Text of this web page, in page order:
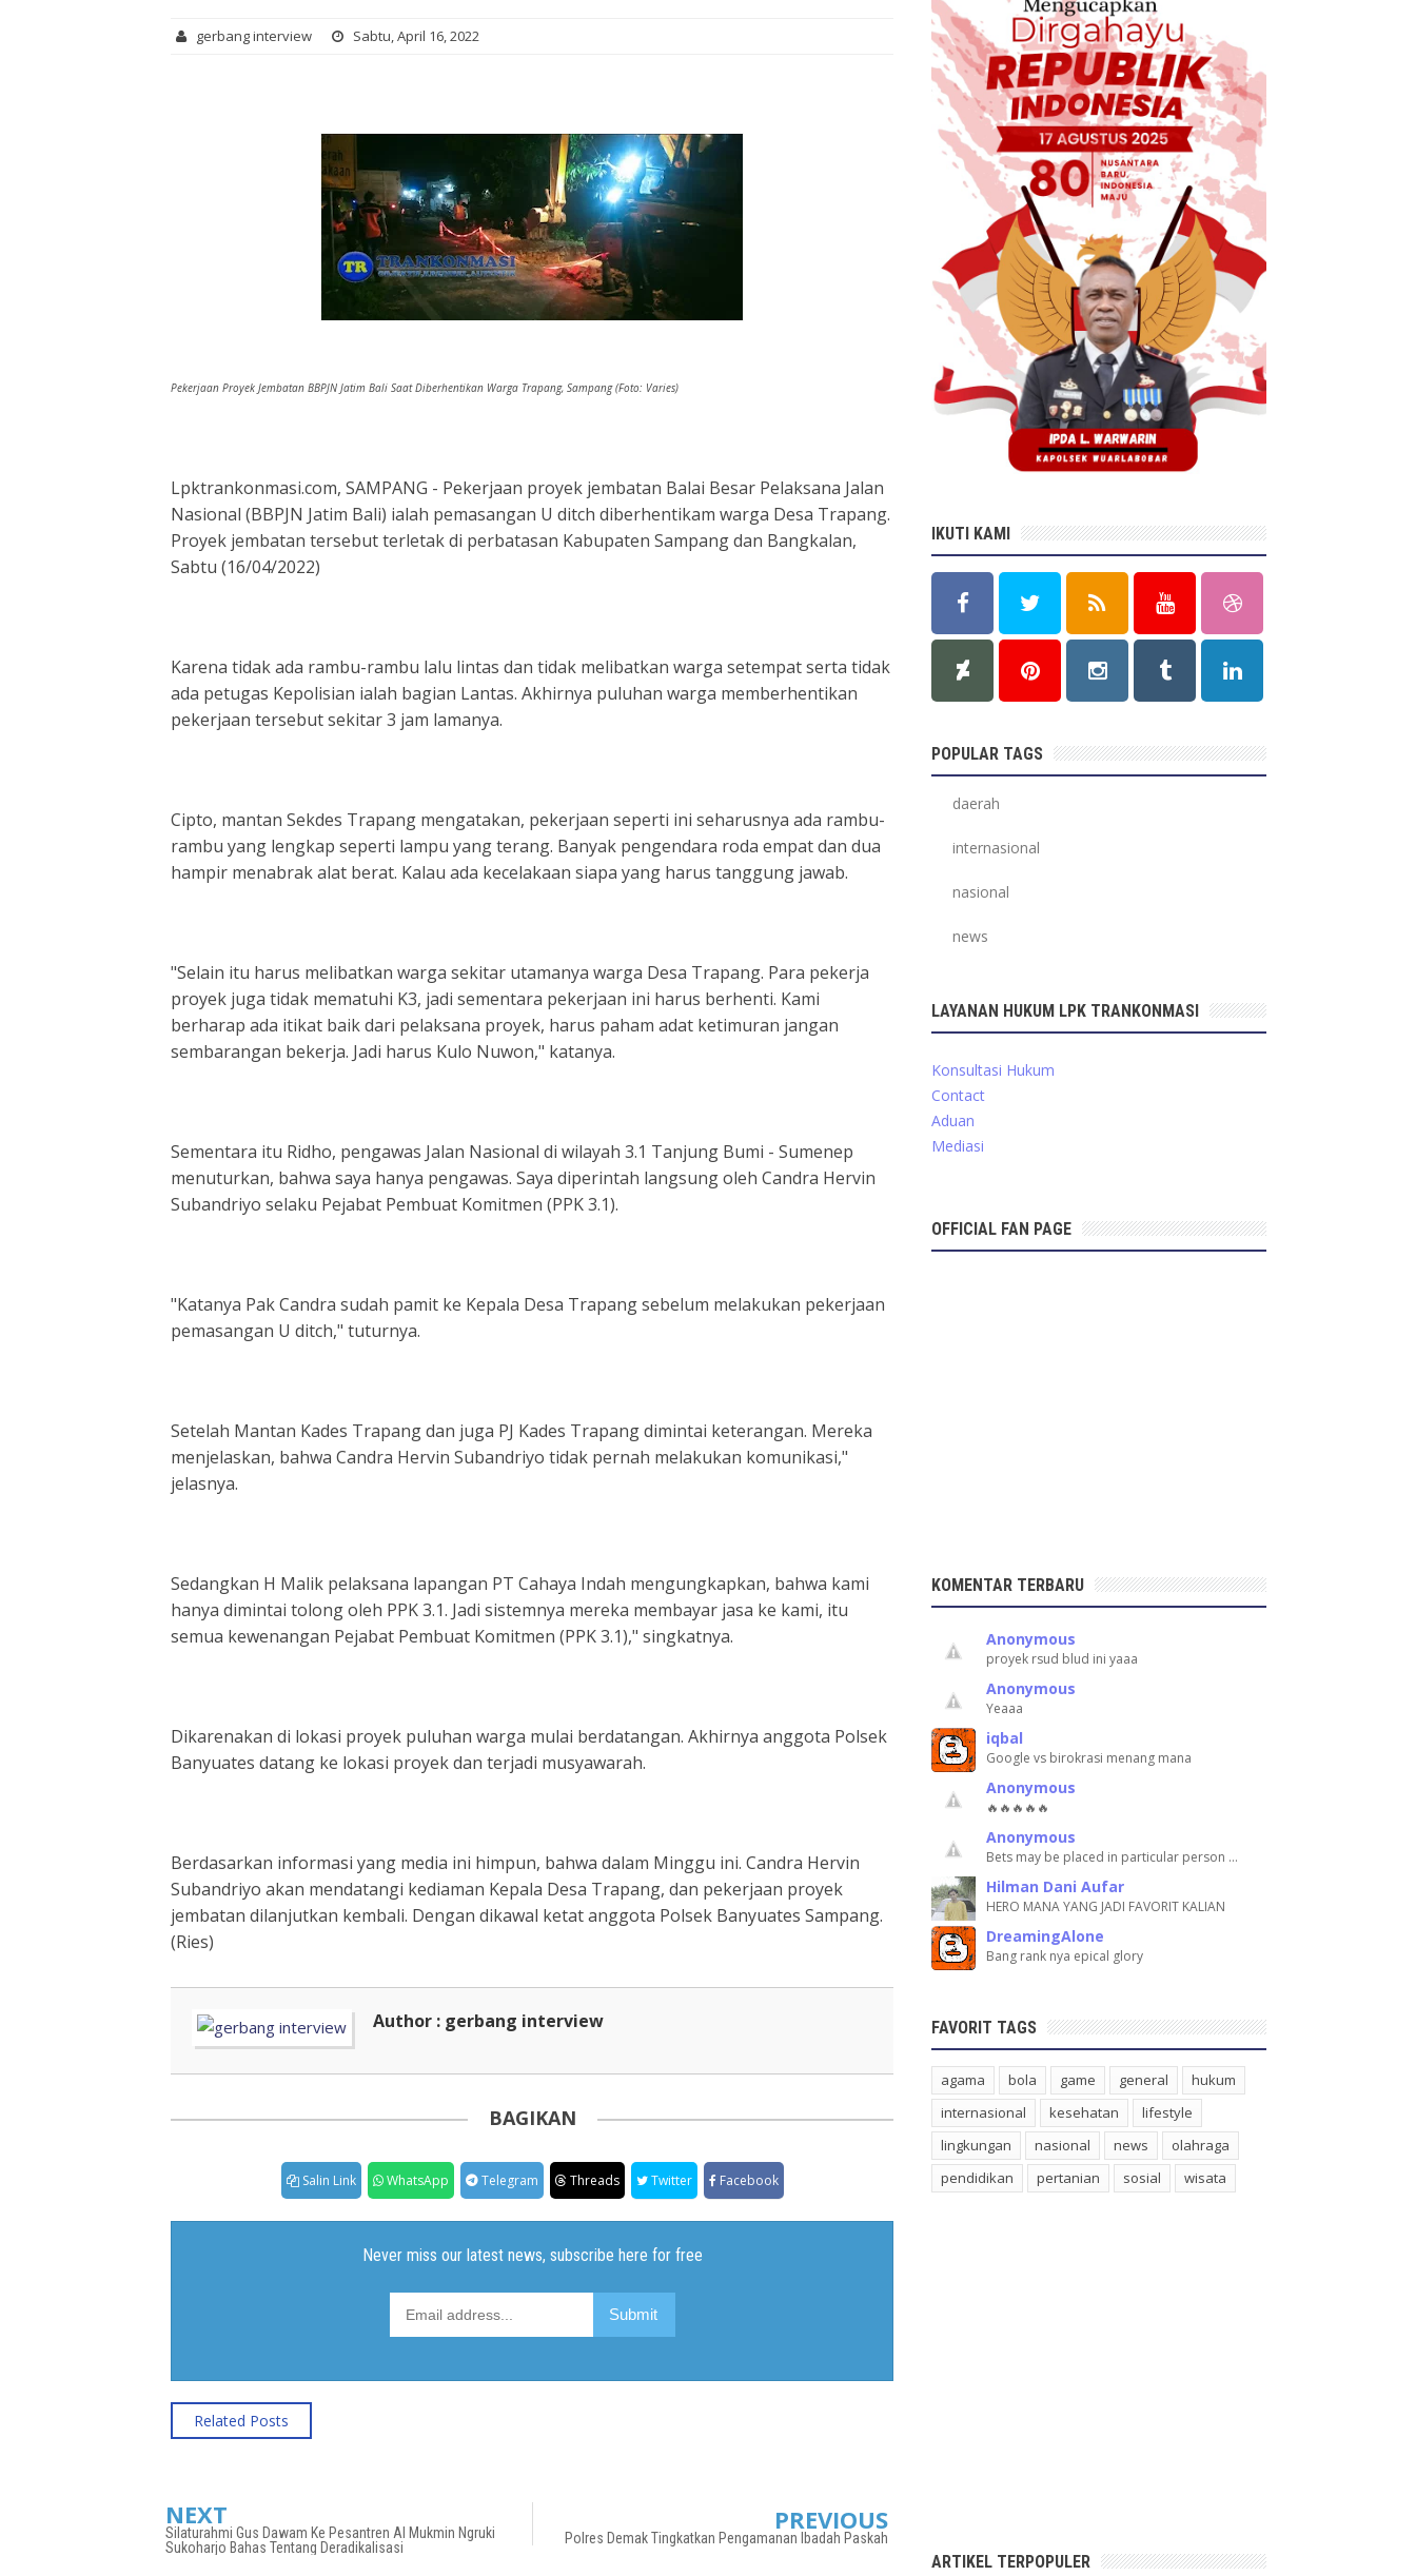
gerbang interview Sabtu, April 16, 2022
Pekerjaan Proyek Jembatan BBPJN Jatim Bali Saat Diberhentikan Warga Trapang, Sampang (Foto: Varies)
Lpktrankonmasi.com, SAMPANG - Pekerjaan proyek jembatan Balai Besar Pelaksana Jalan
Nasional (BBPJN Jatim Bali) ialah pemasangan U ditch diberhentikam warga Desa Trapang.
Proyek jembatan tersebut terletak di perbatasan Kabupaten Sampang dan Bangkalan,
Sabtu (16/04/2022)
Karena tidak ada rambu-rambu lalu lintas dan tidak melibatkan warga setempat serta tidak
ada petugas Kepolisian ialah bagian Lantas. Akhirnya puluhan warga memberhentikan
pekerjaan tersebut sekitar 3 jam lamanya.
Cipto, mantan Sekdes Trapang mengatakan, pekerjaan seperti ini seharusnya ada rambu-
rambu yang lengkap seperti lampu yang terang. Banyak pengendara roda empat dan dua
hampir menabrak alat berat. Kalau ada kecelakaan siapa yang harus tanggung jawab.
"Selain itu harus melibatkan warga sekitar utamanya warga Desa Trapang. Para pekerja
proyek juga tidak mematuhi K3, jadi sementara pekerjaan ini harus berhenti. Kami
berharap ada itikat baik dari pelaksana proyek, harus paham adat ketimuran jangan
sembarangan bekerja. Jadi harus Kulo Nuwon," katanya.
Sementara itu Ridho, pengawas Jalan Nasional di wilayah 3.1 Tanjung Bumi - Sumenep
menuturkan, bahwa saya hanya pengawas. Saya diperintah langsung oleh Candra Hervin
Subandriyo selaku Pejabat Pembuat Komitmen (PPK 3.1).
"Katanya Pak Candra sudah pamit ke Kepala Desa Trapang sebelum melakukan pekerjaan
pemasangan U ditch," tuturnya.
Setelah Mantan Kades Trapang dan juga PJ Kades Trapang dimintai keterangan. Mereka
menjelaskan, bahwa Candra Hervin Subandriyo tidak pernah melakukan komunikasi,"
jelasnya.
Sedangkan H Malik pelaksana lapangan PT Cahaya Indah mengungkapkan, bahwa kami
hanya dimintai tolong oleh PPK 3.1. Jadi sistemnya mereka membayar jasa ke kami, itu
semua kewenangan Pejabat Pembuat Komitmen (PPK 3.1)," singkatnya.
Dikarenakan di lokasi proyek puluhan warga mulai berdatangan. Akhirnya anggota Polsek
Banyuates datang ke lokasi proyek dan terjadi musyawarah.
Berdasarkan informasi yang media ini himpun, bahwa dalam Minggu ini. Candra Hervin
Subandriyo akan mendatangi kediaman Kepala Desa Trapang, dan pekerjaan proyek
jembatan dilanjutkan kembali. Dengan dikawal ketat anggota Polsek Banyuates Sampang.
(Ries)
Author : gerbang interview
BAGIKAN
Salin Link WhatsApp Telegram Threads Twitter Facebook
Related Posts
NEXT
Silaturahmi Gus Dawam Ke Pesantren Al Mukmin Ngruki
Sukoharjo Bahas Tentang Deradikalisasi
PREVIOUS
Polres Demak Tingkatkan Pengamanan Ibadah Paskah
IKUTI KAMI
POPULAR TAGS
daerah
internasional
nasional
news
LAYANAN HUKUM LPK TRANKONMASI
Konsultasi Hukum
Contact
Aduan
Mediasi
OFFICIAL FAN PAGE
KOMENTAR TERBARU
Anonymous
proyek rsud blud ini yaaa
Anonymous
Yeaaa
iqbal
Google vs birokrasi menang mana
Anonymous
🔥🔥🔥🔥🔥
Anonymous
Bets may be placed in particular person …
Hilman Dani Aufar
HERO MANA YANG JADI FAVORIT KALIAN
DreamingAlone
Bang rank nya epical glory
FAVORIT TAGS
agama bola game general
hukum
internasional
kesehatan
lifestyle
lingkungan
nasional news
olahraga
pendidikan
pertanian sosial wisata
ARTIKEL TERPOPULER